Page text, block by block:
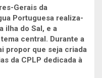
Gerais da
Portuguesa realiza-
ilha do Sal, e a
central. Durante a
propor que seja criada
da CPLP dedicada à